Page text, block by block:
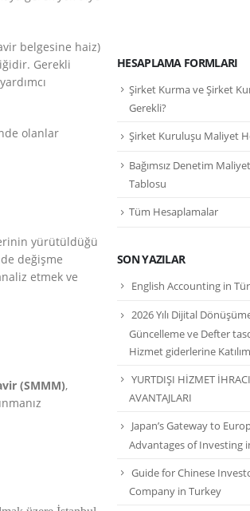
belgesine haiz)
Gerekli
olanlar
yürütüldüğü
değişme
etmek ve
(SMMM),
HESAPLAMA FORMLARI
Şirket Kurma ve Şirket
Gerekli?
Şirket Kuruluşu Maliyet
Bağımsız Denetim
Tablosu
Tüm Hesaplamalar
SON YAZILAR
English Accounting in
2026 Yılı Dijital
Güncelleme ve Defter
Hizmet giderlerine
YURTDIŞI HİZMET
AVANTAJLARI
Japan’s Gateway to
Advantages of Investing
Guide for Chinese
Company in Turkey